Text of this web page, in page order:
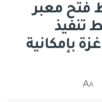
معبر
تنفيذ
بإمكانية
A
A